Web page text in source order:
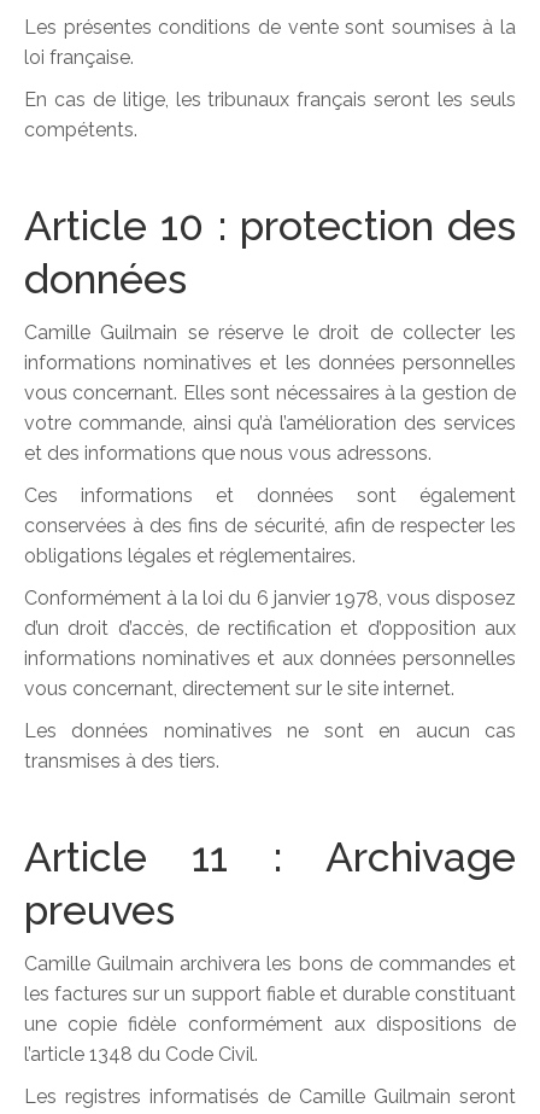
Les présentes conditions de vente sont soumises à la
loi française.
En cas de litige, les tribunaux français seront les seuls
compétents.
Article 10 : protection des
données
Camille Guilmain se réserve le droit de collecter les
informations nominatives et les données personnelles
vous concernant. Elles sont nécessaires à la gestion de
votre commande, ainsi qu’à l’amélioration des services
et des informations que nous vous adressons.
Ces informations et données sont également
conservées à des fins de sécurité, afin de respecter les
obligations légales et réglementaires.
Conformément à la loi du 6 janvier 1978, vous disposez
d’un droit d’accès, de rectification et d’opposition aux
informations nominatives et aux données personnelles
vous concernant, directement sur le site internet.
Les données nominatives ne sont en aucun cas
transmises à des tiers.
Article 11 : Archivage
preuves
Camille Guilmain archivera les bons de commandes et
les factures sur un support fiable et durable constituant
une copie fidèle conformément aux dispositions de
l’article 1348 du Code Civil.
Les registres informatisés de Camille Guilmain seront